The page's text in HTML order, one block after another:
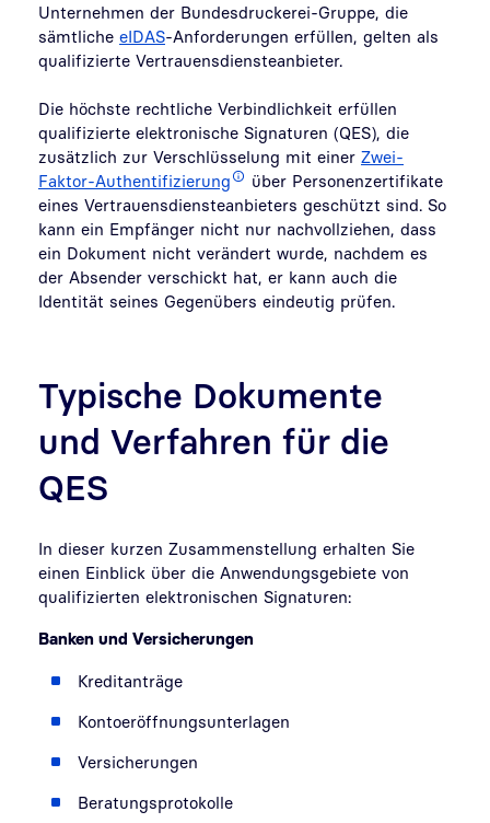
Unternehmen der Bundesdruckerei-Gruppe, die
sämtliche eIDAS-Anforderungen erfüllen, gelten als
qualifizierte Vertrauensdiensteanbieter.
Die höchste rechtliche Verbindlichkeit erfüllen
qualifizierte elektronische Signaturen (QES), die
zusätzlich zur Verschlüsselung mit einer Zwei-
Faktor-Authentifizierung
über Personenzertifikate
eines Vertrauensdiensteanbieters geschützt sind. So
kann ein Empfänger nicht nur nachvollziehen, dass
ein Dokument nicht verändert wurde, nachdem es
der Absender verschickt hat, er kann auch die
Identität seines Gegenübers eindeutig prüfen.
Typische Dokumente
und Verfahren für die
QES
In dieser kurzen Zusammenstellung erhalten Sie
einen Einblick über die Anwendungsgebiete von
qualifizierten elektronischen Signaturen:
Banken und Versicherungen
Kreditanträge
Kontoeröffnungsunterlagen
Versicherungen
Beratungsprotokolle